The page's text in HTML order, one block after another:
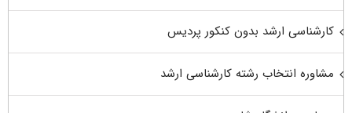
کارشناسی ارشد بدون کنکور پردیس
مشاوره انتخاب رشته کارشناسی ارشد